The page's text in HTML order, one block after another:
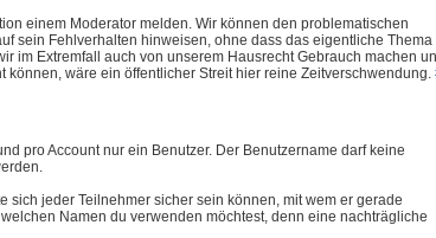
einem Moderator melden. Wir können den problematischen
sein Fehlverhalten hinweisen, ohne dass das eigentliche Thema
im Extremfall auch von unserem Hausrecht Gebrauch machen
wäre ein öffentlicher Streit hier reine Zeitverschwendung.
pro Account nur ein Benutzer. Der Benutzername darf keine
sich jeder Teilnehmer sicher sein können, mit wem er gerade
Namen du verwenden möchtest, denn eine nachträgliche